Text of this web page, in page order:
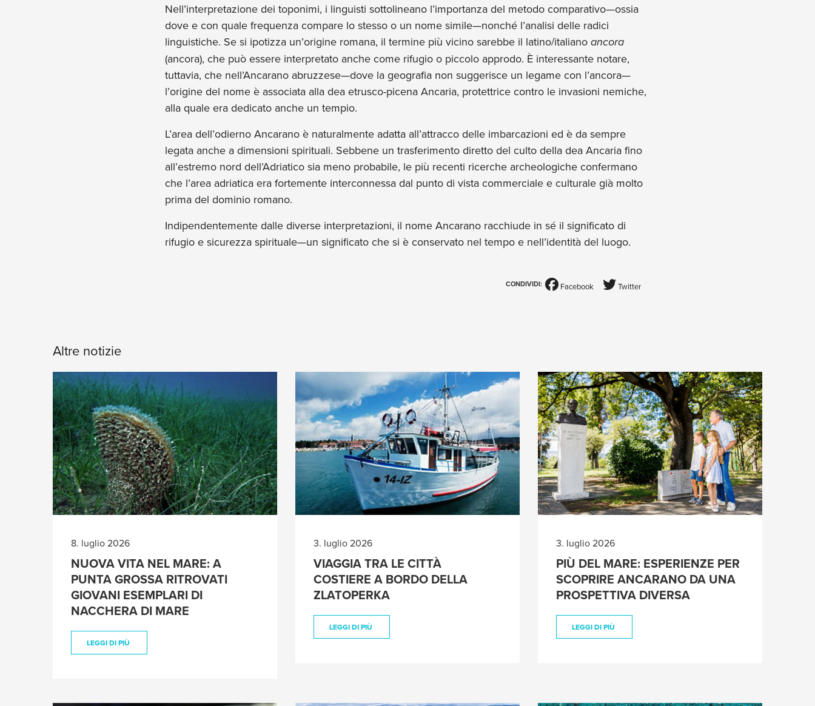
Nell’interpretazione dei toponimi, i linguisti sottolineano l’importanza del metodo comparativo—ossia
dove e con quale frequenza compare lo stesso o un nome simile—nonché l’analisi delle radici
linguistiche. Se si ipotizza un’origine romana, il termine più vicino sarebbe il latino/italiano ancora
(ancora), che può essere interpretato anche come rifugio o piccolo approdo. È interessante notare,
tuttavia, che nell’Ancarano abruzzese—dove la geografia non suggerisce un legame con l’ancora—
l’origine del nome è associata alla dea etrusco-picena Ancaria, protettrice contro le invasioni nemiche,
alla quale era dedicato anche un tempio.
L’area dell’odierno Ancarano è naturalmente adatta all’attracco delle imbarcazioni ed è da sempre
legata anche a dimensioni spirituali. Sebbene un trasferimento diretto del culto della dea Ancaria fino
all’estremo nord dell’Adriatico sia meno probabile, le più recenti ricerche archeologiche confermano
che l’area adriatica era fortemente interconnessa dal punto di vista commerciale e culturale già molto
prima del dominio romano.
Indipendentemente dalle diverse interpretazioni, il nome Ancarano racchiude in sé il significato di
rifugio e sicurezza spirituale—un significato che si è conservato nel tempo e nell’identità del luogo.
CONDIVIDI: Facebook Twitter
Altre notizie
8. luglio 2026
NUOVA VITA NEL MARE: A
PUNTA GROSSA RITROVATI
GIOVANI ESEMPLARI DI
NACCHERA DI MARE
LEGGI DI PIÙ
3. luglio 2026
VIAGGIA TRA LE CITTÀ
COSTIERE A BORDO DELLA
ZLATOPERKA
LEGGI DI PIÙ
3. luglio 2026
PIÙ DEL MARE: ESPERIENZE PER
SCOPRIRE ANCARANO DA UNA
PROSPETTIVA DIVERSA
LEGGI DI PIÙ